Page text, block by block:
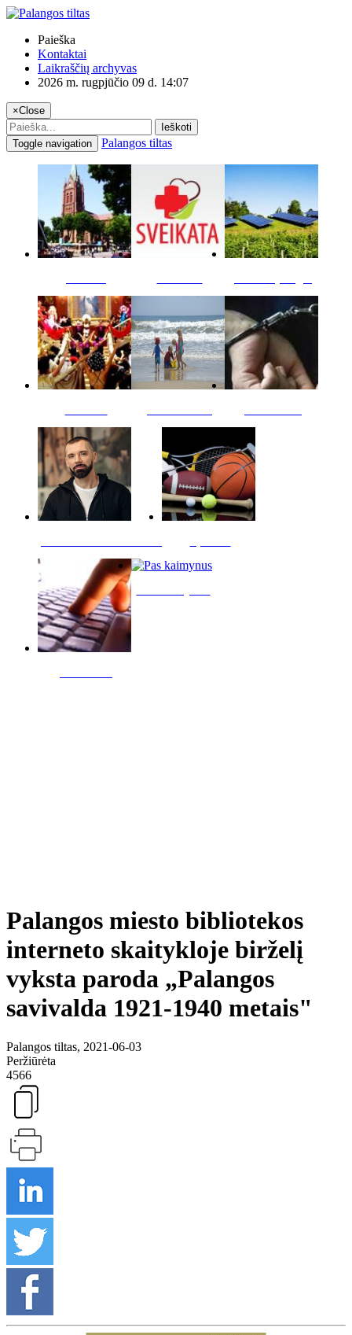
Paieška
Kontaktai
Laikraščių archyvas
2026 m. rugpjūčio 09 d. 14:07
×Close
Ieškoti
Toggle navigation
Palangos tiltas
Palangos miesto bibliotekos
interneto skaitykloje birželį
vyksta paroda „Palangos
savivalda 1921-1940 metais"
Palangos tiltas, 2021-06-03
Peržiūrėta
4566